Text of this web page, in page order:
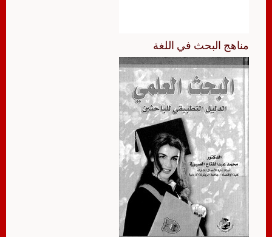
مناهج البحث في اللغة